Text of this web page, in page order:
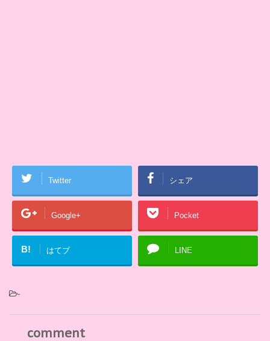
Twitter シェア
Google+ Pocket
B! はてブ LINE
-
comment